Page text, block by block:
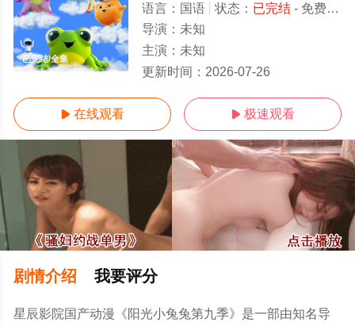
已完结/全集
语言： 国语 状态： 已完结- 免费在线观看
导演： 未知
主演： 未知
更新时间： 2026-07-26
 在线观看  极速观看
剧情介绍 我要评分
星辰影院国产动漫《阳光小兔兔第九季》是一部由知名导